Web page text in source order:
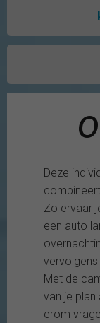
Deze
Zo ervaar
een auto
Met de
van je
erom